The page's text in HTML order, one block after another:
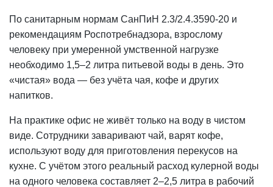
По санитарным нормам СанПиН 2.3/2.4.3590-20 и
рекомендациям Роспотребнадзора, взрослому
человеку при умеренной умственной нагрузке
необходимо 1,5–2 литра питьевой воды в день. Это
«чистая» вода — без учёта чая, кофе и других
напитков.
На практике офис не живёт только на воду в чистом
виде. Сотрудники заваривают чай, варят кофе,
используют воду для приготовления перекусов на
кухне. С учётом этого реальный расход кулерной воды
на одного человека составляет 2–2,5 литра в рабочий